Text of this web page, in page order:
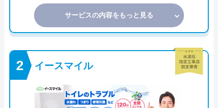
サービスの内容をもっと見る
イースマイル